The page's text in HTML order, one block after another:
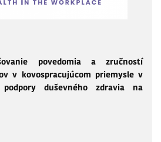
povedomia a zručností
v kovospracujúcom priemysle v
duševného zdravia na